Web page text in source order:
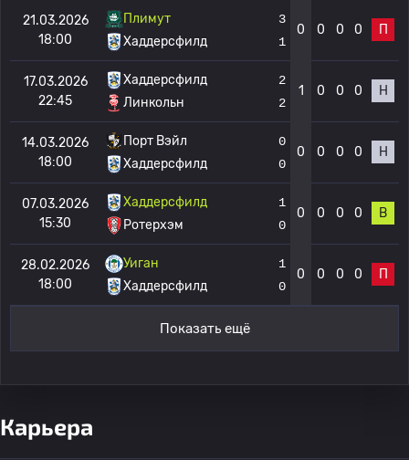
21.03.2026
18:00
Плимут
Хаддерсфилд
3
1
0 0 0 0 П
17.03.2026
22:45
Хаддерсфилд
Линкольн
2
2
1 0 0 0 Н
14.03.2026
18:00
Порт Вэйл
Хаддерсфилд
0
0
0 0 0 0 Н
07.03.2026
15:30
Хаддерсфилд
Ротерхэм
1
0
0 0 0 0 В
28.02.2026
18:00
Уиган
Хаддерсфилд
1
0
0 0 0 0 П
Показать ещё
Карьера